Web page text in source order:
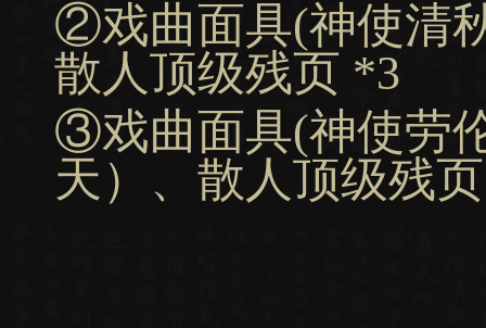
②戏曲面具(神使清
散人顶级残页 *3
③戏曲面具(神使劳
天）、散人顶级残